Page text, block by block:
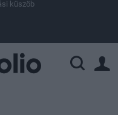
küszöb